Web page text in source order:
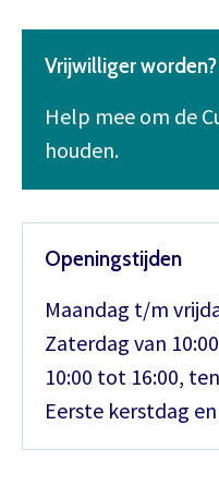
Vrijwilliger worden?
Help mee om de
houden.
Openingstijden
Maandag t/m
Zaterdag van
10:00 tot 16:00,
Eerste kerstdag